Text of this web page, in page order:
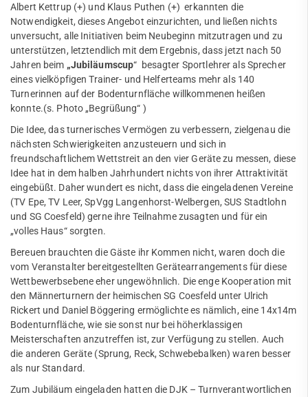
Albert Kettrup (+) und Klaus Puthen (+) erkannten die
Notwendigkeit, dieses Angebot einzurichten, und ließen nichts
unversucht, alle Initiativen beim Neubeginn mitzutragen und zu
unterstützen, letztendlich mit dem Ergebnis, dass jetzt nach 50
Jahren beim „Jubiläumscup“ besagter Sportlehrer als Sprecher
eines vielköpfigen Trainer- und Helferteams mehr als 140
Turnerinnen auf der Bodenturnfläche willkommenen heißen
konnte.(s. Photo „Begrüßung“ )
Die Idee, das turnerisches Vermögen zu verbessern, zielgenau die
nächsten Schwierigkeiten anzusteuern und sich in
freundschaftlichem Wettstreit an den vier Geräte zu messen, diese
Idee hat in dem halben Jahrhundert nichts von ihrer Attraktivität
eingebüßt. Daher wundert es nicht, dass die eingeladenen Vereine
(TV Epe, TV Leer, SpVgg Langenhorst-Welbergen, SUS Stadtlohn
und SG Coesfeld) gerne ihre Teilnahme zusagten und für ein
„volles Haus“ sorgten.
Bereuen brauchten die Gäste ihr Kommen nicht, waren doch die
vom Veranstalter bereitgestellten Gerätearrangements für diese
Wettbewerbsebene eher ungewöhnlich. Die enge Kooperation mit
den Männerturnern der heimischen SG Coesfeld unter Ulrich
Rickert und Daniel Böggering ermöglichte es nämlich, eine 14x14m
Bodenturnfläche, wie sie sonst nur bei höherklassigen
Meisterschaften anzutreffen ist, zur Verfügung zu stellen. Auch
die anderen Geräte (Sprung, Reck, Schwebebalken) waren besser
als nur Standard.
Zum Jubiläum eingeladen hatten die DJK – Turnverantwortlichen
Freizeit
Service
SportWelt
Citylauf